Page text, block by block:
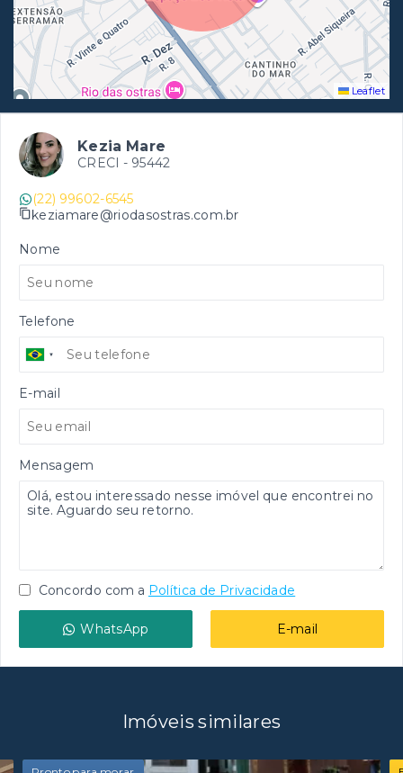
Leaflet
Kezia Mare
CRECI - 95442
(22) 99602-6545
keziamare@riodasostras.com.br
Nome
Telefone
E-mail
Mensagem
Concordo com a Política de Privacidade
WhatsApp E-mail
Imóveis similares